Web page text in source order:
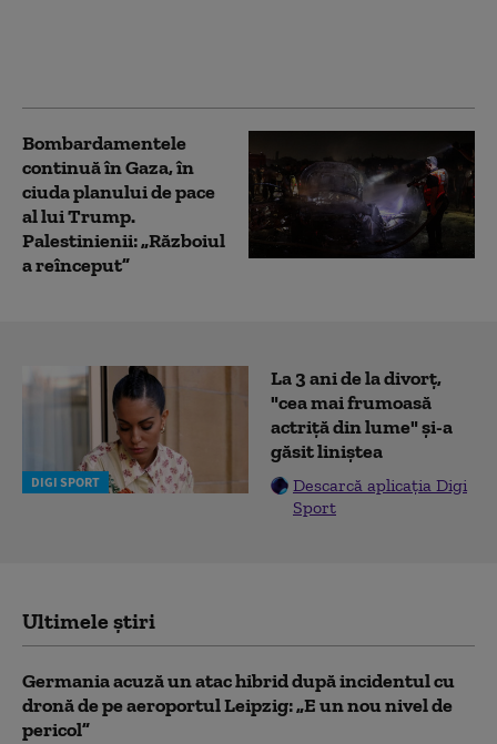
Bombardamentele
continuă în Gaza, în
ciuda planului de pace
al lui Trump.
Palestinienii: „Războiul
a reînceput”
DIGI SPORT
La 3 ani de la divorț,
"cea mai frumoasă
actriță din lume" și-a
găsit liniștea
Descarcă aplicația Digi
Sport
Ultimele știri
Germania acuză un atac hibrid după incidentul cu
dronă de pe aeroportul Leipzig: „E un nou nivel de
pericol”